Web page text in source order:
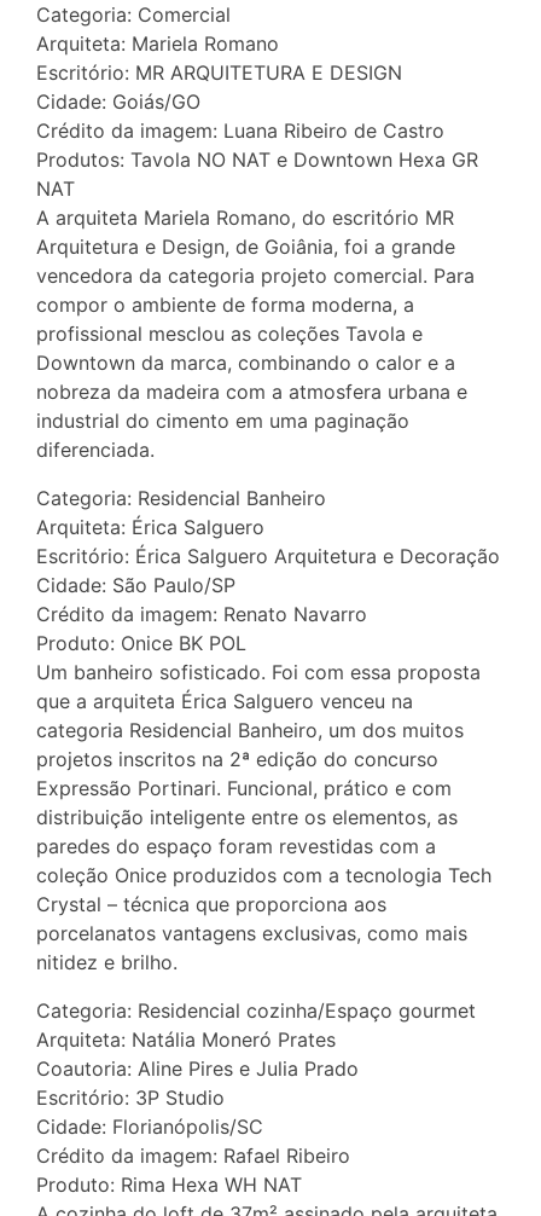
Categoria: Comercial
Arquiteta: Mariela Romano
Escritório: MR ARQUITETURA E DESIGN
Cidade: Goiás/GO
Crédito da imagem: Luana Ribeiro de Castro
Produtos: Tavola NO NAT e Downtown Hexa GR
NAT
A arquiteta Mariela Romano, do escritório MR
Arquitetura e Design, de Goiânia, foi a grande
vencedora da categoria projeto comercial. Para
compor o ambiente de forma moderna, a
profissional mesclou as coleções Tavola e
Downtown da marca, combinando o calor e a
nobreza da madeira com a atmosfera urbana e
industrial do cimento em uma paginação
diferenciada.
Categoria: Residencial Banheiro
Arquiteta: Érica Salguero
Escritório: Érica Salguero Arquitetura e Decoração
Cidade: São Paulo/SP
Crédito da imagem: Renato Navarro
Produto: Onice BK POL
Um banheiro sofisticado. Foi com essa proposta
que a arquiteta Érica Salguero venceu na
categoria Residencial Banheiro, um dos muitos
projetos inscritos na 2ª edição do concurso
Expressão Portinari. Funcional, prático e com
distribuição inteligente entre os elementos, as
paredes do espaço foram revestidas com a
coleção Onice produzidos com a tecnologia Tech
Crystal – técnica que proporciona aos
porcelanatos vantagens exclusivas, como mais
nitidez e brilho.
Categoria: Residencial cozinha/Espaço gourmet
Arquiteta: Natália Moneró Prates
Coautoria: Aline Pires e Julia Prado
Escritório: 3P Studio
Cidade: Florianópolis/SC
Crédito da imagem: Rafael Ribeiro
Produto: Rima Hexa WH NAT